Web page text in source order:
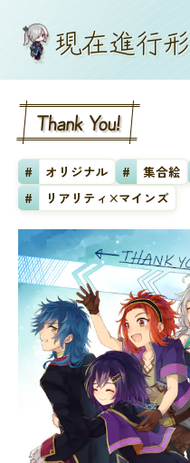
現在進行形
Thank You!
# オリジナル # 集合絵
#
リアリティ×マインズ